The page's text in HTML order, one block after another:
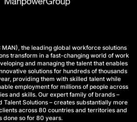
MAN), the leading global workforce solutions
transform in a fast-changing world of work
and managing the talent that enables
solutions for hundreds of thousands
providing them with skilled talent while
employment for millions of people across
and skills. Our expert family of brands –
Talent Solutions – creates substantially more
across 80 countries and territories and
done so for 80 years.